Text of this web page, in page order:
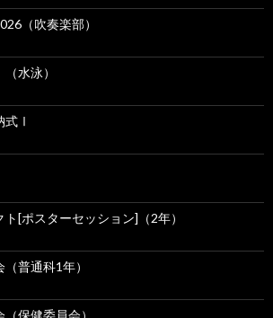
（吹奏楽部）
水泳）
式Ⅰ
[ポスターセッション]（2年）
普通科1年）
保健委員会）